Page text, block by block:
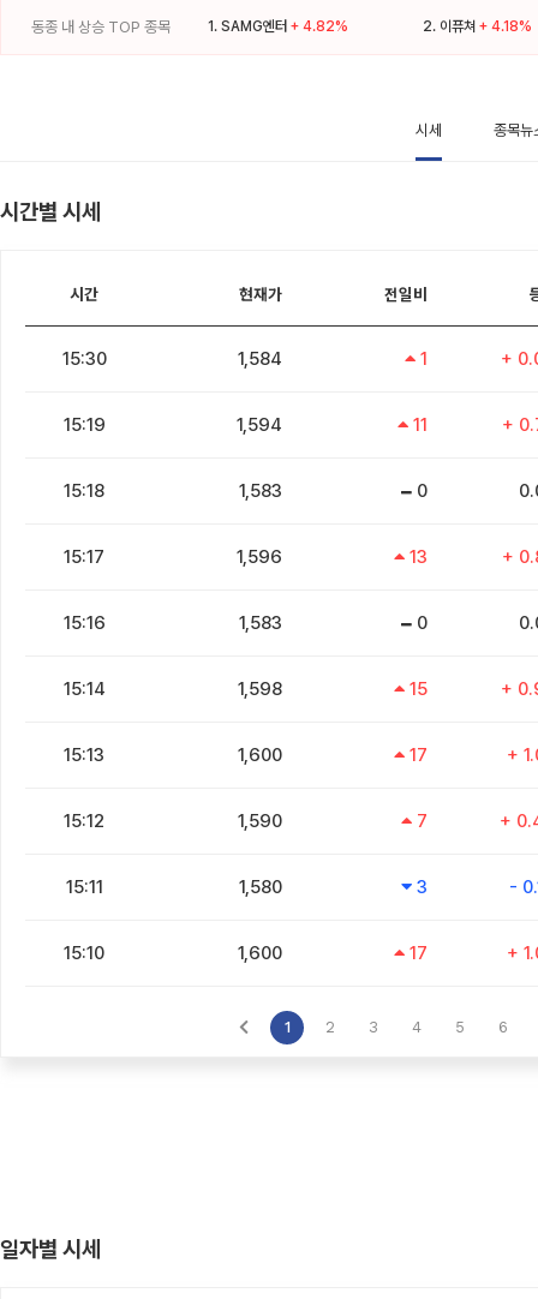
동종 내 상승 TOP 종목 1. SAMG엔터 + 4.82% 2. 이퓨쳐 + 4.18%
시세 종목뉴